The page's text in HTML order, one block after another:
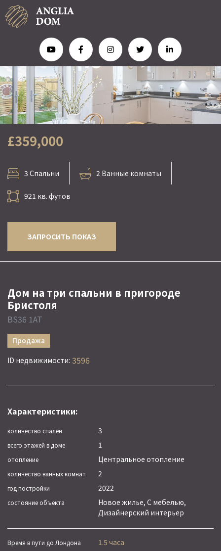
£359,000
3 Спальни 2 Ванные комнаты
921 кв. футов
ЗАПРОСИТЬ ПОКАЗ
Дом на три спальни в пригороде
Бристоля
BS36 1AT
Продажа
ID недвижимости: 3596
Характеристики:
количество спален 3
всего этажей в доме 1
отопление Центральное отопление
количество ванных комнат 2
год постройки 2022
состояние объекта
Новое жилье, С мебелью,
Дизайнерский интерьер
Время в пути до Лондона 1.5 часа